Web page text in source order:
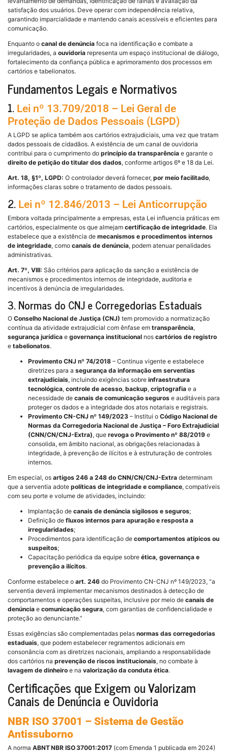
satisfação dos usuários. Deve operar com independência relativa,
garantindo imparcialidade e mantendo canais acessíveis e eficientes para
comunicação.
Enquanto o canal de denúncia foca na identificação e combate a
irregularidades, a ouvidoria representa um espaço institucional de diálogo,
fortalecimento da confiança pública e aprimoramento dos processos em
cartórios e tabelionatos.
Fundamentos Legais e Normativos
1. Lei nº 13.709/2018 – Lei Geral de
Proteção de Dados Pessoais (LGPD)
A LGPD se aplica também aos cartórios extrajudiciais, uma vez que tratam
dados pessoais de cidadãos. A existência de um canal de ouvidoria
contribui para o cumprimento do princípio da transparência e garante o
direito de petição do titular dos dados, conforme artigos 6º e 18 da Lei.
Art. 18, §1º, LGPD: O controlador deverá fornecer, por meio facilitado,
informações claras sobre o tratamento de dados pessoais.
2. Lei nº 12.846/2013 – Lei Anticorrupção
Embora voltada principalmente a empresas, esta Lei influencia práticas em
cartórios, especialmente os que almejam certificação de integridade. Ela
estabelece que a existência de mecanismos e procedimentos internos
de integridade, como canais de denúncia, podem atenuar penalidades
administrativas.
Art. 7º, VIII: São critérios para aplicação da sanção a existência de
mecanismos e procedimentos internos de integridade, auditoria e
incentivos à denúncia de irregularidades.
3. Normas do CNJ e Corregedorias Estaduais
O Conselho Nacional de Justiça (CNJ) tem promovido a normatização
contínua da atividade extrajudicial com ênfase em transparência,
segurança jurídica e governança institucional nos cartórios de registro
e tabelionatos.
Provimento CNJ nº 74/2018 – Continua vigente e estabelece
diretrizes para a segurança da informação em serventias
extrajudiciais, incluindo exigências sobre infraestrutura
tecnológica, controle de acesso, backup, criptografia e a
necessidade de canais de comunicação seguros e auditáveis para
proteger os dados e a integridade dos atos notariais e registrais.
Provimento CN-CNJ nº 149/2023 – Institui o Código Nacional de
Normas da Corregedoria Nacional de Justiça – Foro Extrajudicial
(CNN/CN/CNJ-Extra), que revoga o Provimento nº 88/2019 e
consolida, em âmbito nacional, as obrigações relacionadas à
integridade, à prevenção de ilícitos e à estruturação de controles
internos.
Em especial, os artigos 246 a 248 do CNN/CN/CNJ-Extra determinam
que a serventia adote políticas de integridade e compliance, compatíveis
com seu porte e volume de atividades, incluindo:
Implantação de canais de denúncia sigilosos e seguros;
Definição de fluxos internos para apuração e resposta a
irregularidades;
Procedimentos para identificação de comportamentos atípicos ou
suspeitos;
Capacitação periódica da equipe sobre ética, governança e
prevenção a ilícitos.
Conforme estabelece o art. 246 do Provimento CN-CNJ nº 149/2023, “a
serventia deverá implementar mecanismos destinados à detecção de
comportamentos e operações suspeitas, inclusive por meio de canais de
denúncia e comunicação segura, com garantias de confidencialidade e
proteção ao denunciante.”
Essas exigências são complementadas pelas normas das corregedorias
estaduais, que podem estabelecer regramentos adicionais em
consonância com as diretrizes nacionais, ampliando a responsabilidade
dos cartórios na prevenção de riscos institucionais, no combate à
lavagem de dinheiro e na valorização da conduta ética.
Certificações que Exigem ou Valorizam
Canais de Denúncia e Ouvidoria
NBR ISO 37001 – Sistema de Gestão
Antissuborno
A norma ABNT NBR ISO 37001:2017 (com Emenda 1 publicada em 2024)